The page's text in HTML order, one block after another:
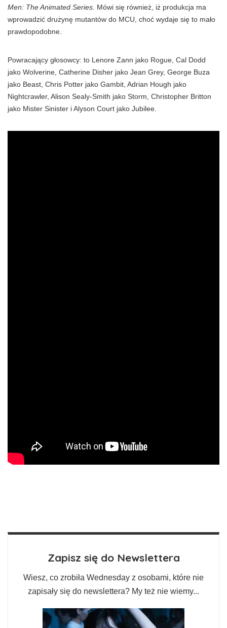
Men: The Animated Series. Mówi się również, iż produkcja ma
wprowadzić drużynę mutantów do MCU, choć wydaje się to mało
prawdopodobne.
Powracający głosowcy: to Lenore Zann jako Rogue, Cal Dodd
jako Wolverine, Catherine Disher jako Jean Grey, George Buza
jako Beast, Chris Potter jako Gambit, Adrian Hough jako
Nightcrawler, Alison Sealy-Smith jako Storm, Christopher Britton
jako Mister Sinister i Alyson Court jako Jubilee.
Zapisz się do Newslettera
Wiesz, co zrobiła Wednesday z osobami, które nie
zapisały się do newslettera? My też nie wiemy...